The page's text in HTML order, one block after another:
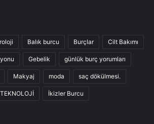
Balık burcu Burçlar Cilt Bakımı
Gebelik günlük burç yorumları
Makyaj moda saç dökülmesi.
TEKNOLOJİ İkizler Burcu